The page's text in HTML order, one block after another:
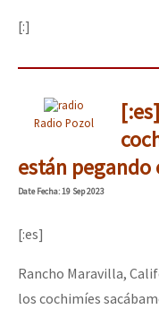
[:]
Radio Pozol
están pegando
DateFecha: 19 Sep 2023
[:es]
Rancho Maravilla,
los cochimíes